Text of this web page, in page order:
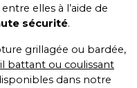
elles à l’aide de
sécurité.
grillagée ou bardée,
battant ou coulissant
dans notre